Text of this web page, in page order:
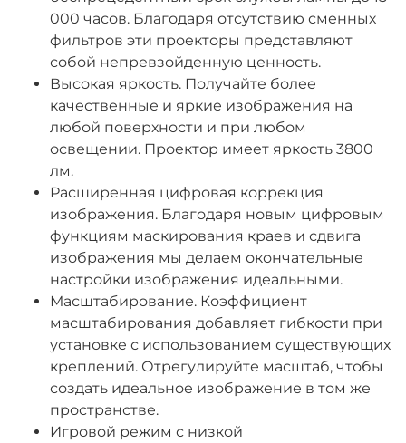
000 часов. Благодаря отсутствию сменных
фильтров эти проекторы представляют
собой непревзойденную ценность.
Высокая яркость. Получайте более
качественные и яркие изображения на
любой поверхности и при любом
освещении. Проектор имеет яркость 3800
лм.
Расширенная цифровая коррекция
изображения. Благодаря новым цифровым
функциям маскирования краев и сдвига
изображения мы делаем окончательные
настройки изображения идеальными.
Масштабирование. Коэффициент
масштабирования добавляет гибкости при
установке с использованием существующих
креплений. Отрегулируйте масштаб, чтобы
создать идеальное изображение в том же
пространстве.
Игровой режим с низкой